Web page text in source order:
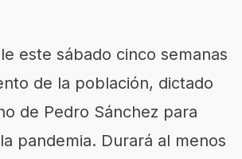
este sábado cinco semanas
de la población, dictado
de Pedro Sánchez para
pandemia. Durará al menos